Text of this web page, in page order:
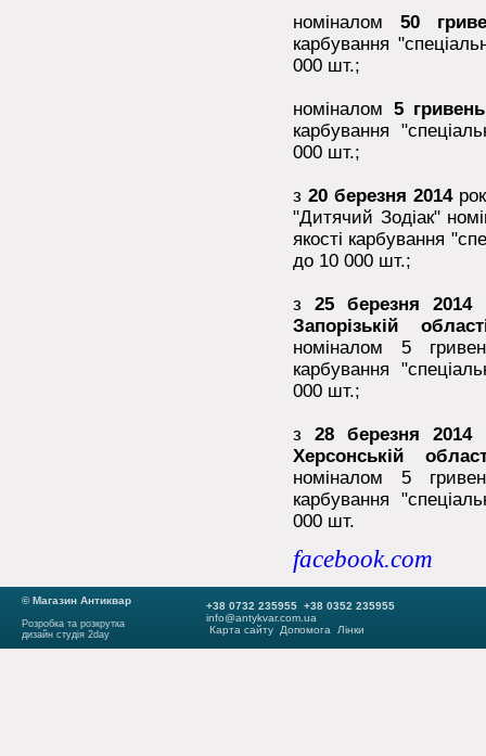
номіналом 50
карбування
000 шт.;
номіналом 5
карбування
000 шт.;
з 20 березня 2014
"Дитячий Зодіак"
якості карбування
до 10 000 шт.;
з 25 березня 2014
Запорізькій
номіналом 5
карбування
000 шт.;
з 28 березня 2014
Херсонській
номіналом 5
карбування
000 шт.
facebook.com
© Магазин Антиквар
Розробка та розкрутка
дизайн студія 2day
+38 0732 235955 +38 0352 235955
info@antykvar.com.ua
Карта сайту
Допомога Лінки